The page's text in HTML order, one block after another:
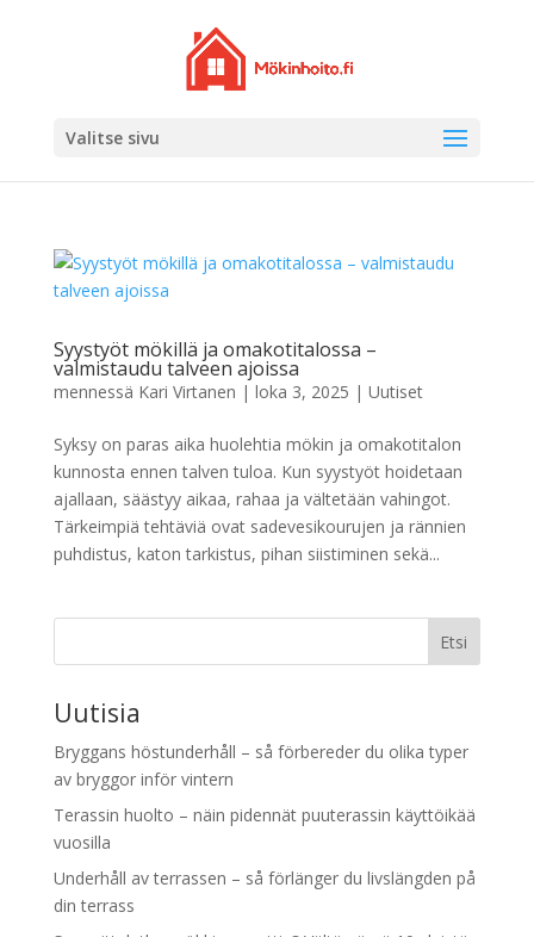
Valitse sivu
Syystyöt mökillä ja omakotitalossa –
valmistaudu talveen ajoissa
mennessä Kari Virtanen | loka 3, 2025 | Uutiset
Syksy on paras aika huolehtia mökin ja omakotitalon
kunnosta ennen talven tuloa. Kun syystyöt hoidetaan
ajallaan, säästyy aikaa, rahaa ja vältetään vahingot.
Tärkeimpiä tehtäviä ovat sadevesikourujen ja rännien
puhdistus, katon tarkistus, pihan siistiminen sekä...
Etsi
Uutisia
Bryggans höstunderhåll – så förbereder du olika typer
av bryggor inför vintern
Terassin huolto – näin pidennät puuterassin käyttöikää
vuosilla
Underhåll av terrassen – så förlänger du livslängden på
din terrass